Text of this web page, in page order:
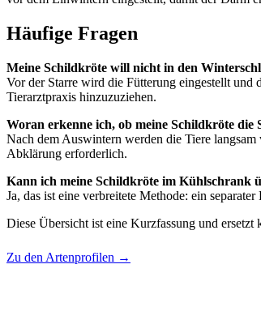
Häufige Fragen
Meine Schildkröte will nicht in den
Vor der Starre wird die Fütterung eingestellt und
Tierarztpraxis hinzuzuziehen.
Woran erkenne ich, ob meine Schildkröte die
Nach dem Auswintern werden die Tiere
Abklärung erforderlich.
Kann ich meine Schildkröte im Kühlschrank
Ja, das ist eine verbreitete Methode: ein
Diese Übersicht ist eine Kurzfassung und
Zu den Artenprofilen →